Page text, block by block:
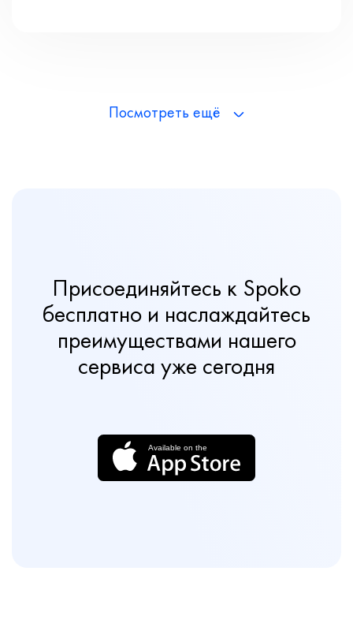
Посмотреть ещё
Присоединяйтесь к Spoko
бесплатно и наслаждайтесь
преимуществами нашего
сервиса уже сегодня